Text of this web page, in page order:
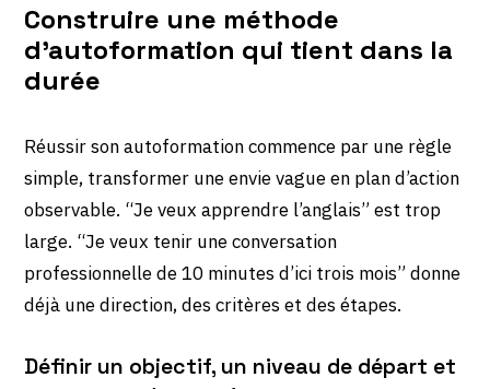
Construire une méthode
d’autoformation qui tient dans la
durée
Réussir son autoformation commence par une règle
simple, transformer une envie vague en plan d’action
observable. “Je veux apprendre l’anglais” est trop
large. “Je veux tenir une conversation
professionnelle de 10 minutes d’ici trois mois” donne
déjà une direction, des critères et des étapes.
Définir un objectif, un niveau de départ et